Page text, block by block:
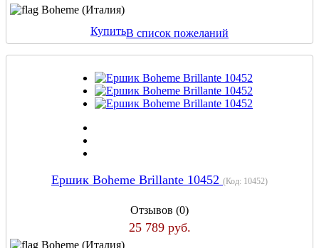
Boheme (Италия)
КупитьВ список пожеланий
Ершик Boheme Brillante 10452 (Код: 10452)
Отзывов (0)
25 789 руб.
Boheme (Италия)